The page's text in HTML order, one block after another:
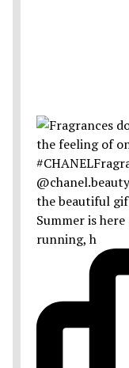
Summer is
running, h